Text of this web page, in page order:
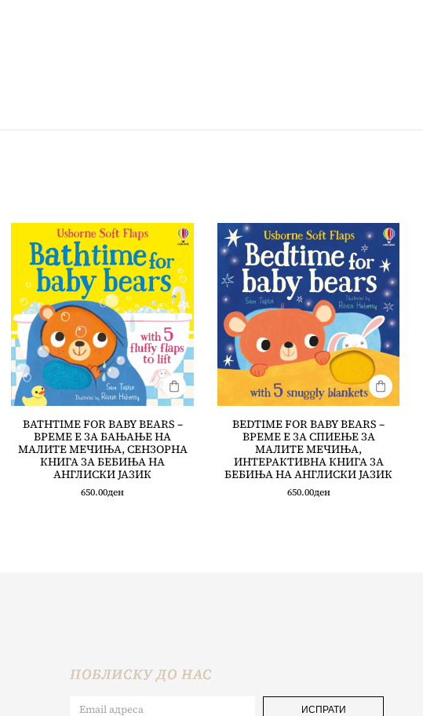
BATHTIME FOR BABY BEARS –
ВРЕМЕ Е ЗА БАЊАЊЕ НА
МАЛИТЕ МЕЧИЊА, СЕНЗОРНА
КНИГА ЗА БЕБИЊА НА
АНГЛИСКИ ЈАЗИК
650.00ден
BEDTIME FOR BABY BEARS –
ВРЕМЕ Е ЗА СПИЕЊЕ ЗА
МАЛИТЕ МЕЧИЊА,
ИНТЕРАКТИВНА КНИГА ЗА
БЕБИЊА НА АНГЛИСКИ ЈАЗИК
650.00ден
ПОБЛИСКУ ДО НАС
ИСПРАТИ